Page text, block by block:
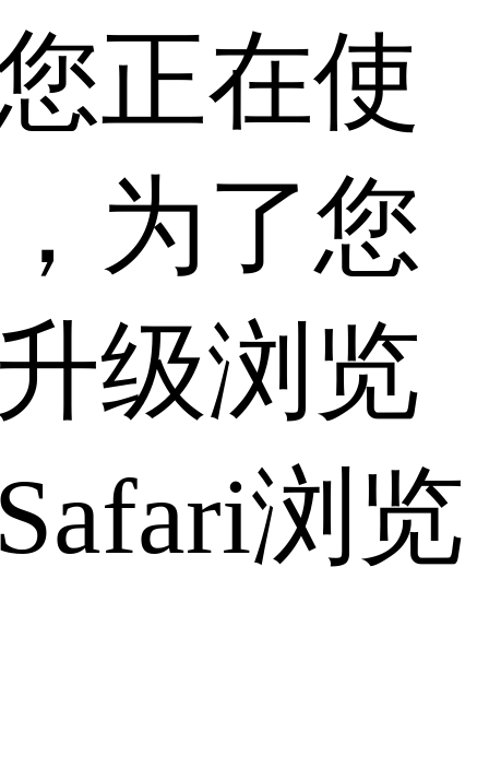
正在使
为了您
级浏览
浏览